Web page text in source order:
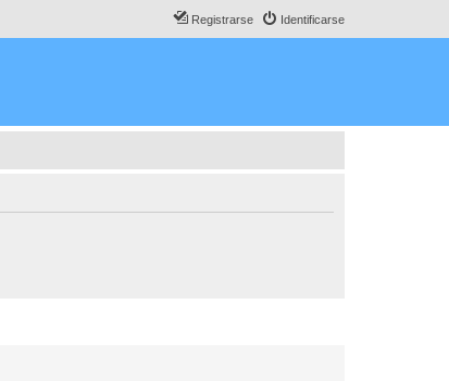
Identificarse
Registrarse